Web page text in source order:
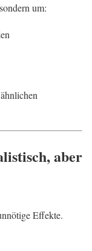
um:
aber
Effekte.